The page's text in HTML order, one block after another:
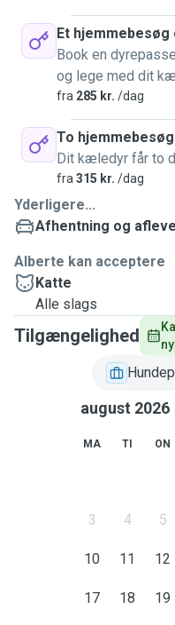
Et hjemmebesøg
Book en
og lege med dit
fra 285 kr. /dag
To
Dit kæledyr får to
fra 315 kr. /dag
Yderligere...
Afhentning og
Alberte kan acceptere
Katte
Alle slags
Tilgængelighed
august 2026
MA TI ON
3 4 5
10 11 12
17 18 19